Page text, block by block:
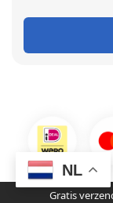
Gratis ©
NL